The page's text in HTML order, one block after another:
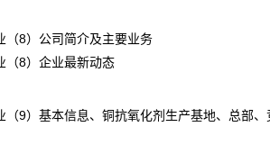
公司简介及主要业务
）企业最新动态
基本信息、铜抗氧化剂生产基地、总部、